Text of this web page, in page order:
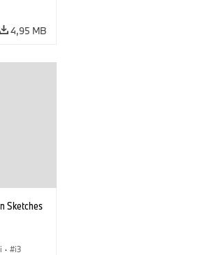
4,95 MB
Sketches
· i3